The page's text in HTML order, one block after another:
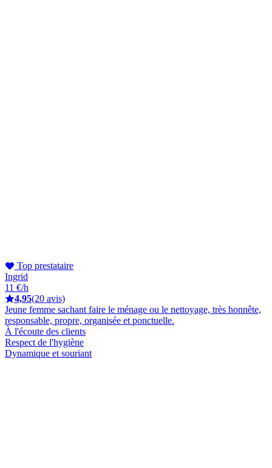
Top prestataire
Ingrid
11 €/h
4,95(20 avis)
Jeune femme sachant faire le ménage ou le nettoyage, très honnête,
responsable, propre, organisée et ponctuelle.
À l'écoute des clients
Respect de l'hygiène
Dynamique et souriant